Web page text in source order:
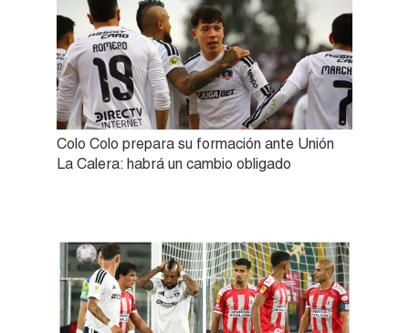
Colo Colo prepara su formación ante Unión
La Calera: habrá un cambio obligado